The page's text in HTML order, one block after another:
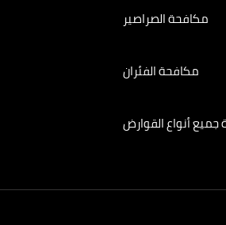
مكافحة الصراصير
مكافحة الفئران
أنواع القوارض